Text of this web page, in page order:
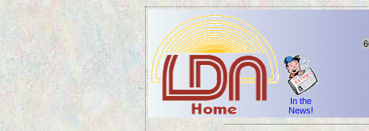
In the
News!